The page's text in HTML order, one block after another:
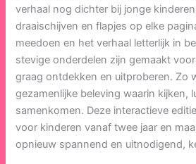
verhaal nog dichter bij jonge
draaischijven en flapjes op elke
meedoen en het verhaal letterlijk in
stevige onderdelen zijn gemaakt
graag ontdekken en uitproberen. Zo
gezamenlijke beleving waarin kijken,
samenkomen. Deze interactieve
voor kinderen vanaf twee jaar en
opnieuw spannend en uitnodigend,